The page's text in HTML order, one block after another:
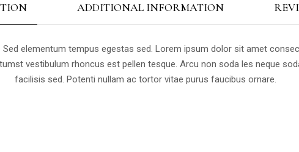
ADDITIONAL INFORMATION
elementum tempus egestas sed. Lorem ipsum dolor sit amet
vestibulum rhoncus est pellen tesque. Arcu non soda les neque
facilisis sed. Potenti nullam ac tortor vitae purus faucibus ornare.